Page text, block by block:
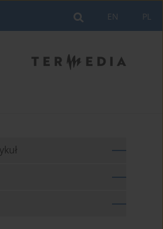
PL
EN